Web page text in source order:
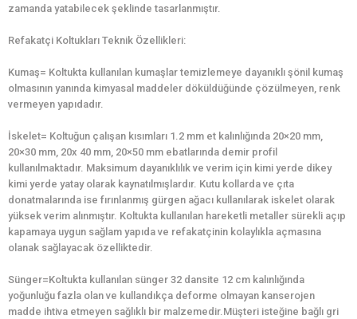
zamanda yatabilecek şeklinde tasarlanmıştır.
Refakatçi Koltukları Teknik Özellikleri:
Kumaş= Koltukta kullanılan kumaşlar temizlemeye dayanıklı şönil kumaş
olmasının yanında kimyasal maddeler döküldüğünde çözülmeyen, renk
vermeyen yapıdadır.
İskelet= Koltuğun çalışan kısımları 1.2 mm et kalınlığında 20×20 mm,
20×30 mm, 20x 40 mm, 20×50 mm ebatlarında demir profil
kullanılmaktadır. Maksimum dayanıklılık ve verim için kimi yerde dikey
kimi yerde yatay olarak kaynatılmışlardır. Kutu kollarda ve çıta
donatmalarında ise fırınlanmış gürgen ağacı kullanılarak iskelet olarak
yüksek verim alınmıştır. Koltukta kullanılan hareketli metaller sürekli açıp
kapamaya uygun sağlam yapıda ve refakatçinin kolaylıkla açmasına
olanak sağlayacak özelliktedir.
Sünger=Koltukta kullanılan sünger 32 dansite 12 cm kalınlığında
yoğunluğu fazla olan ve kullandıkça deforme olmayan kanserojen
madde ihtiva etmeyen sağlıklı bir malzemedir.Müşteri isteğine bağlı gri